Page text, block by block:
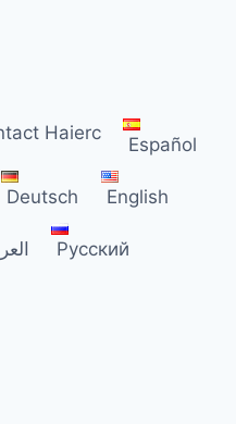
Haierc
Español
Deutsch English
Русский